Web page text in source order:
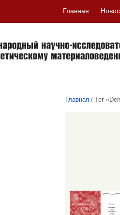
Главная
Главная / Тег